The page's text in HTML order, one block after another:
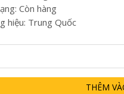
Còn hàng
hiệu: Trung Quốc
THÊM